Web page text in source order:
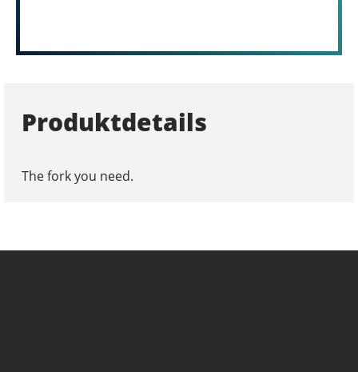
Produktdetails
The fork you need.